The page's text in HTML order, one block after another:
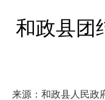
和政县团
来源：和政县人民政